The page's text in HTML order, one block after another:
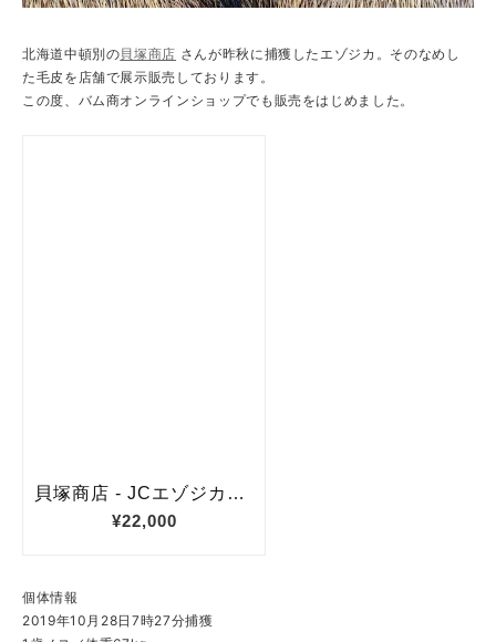
北海道中頓別の貝塚商店 さんが昨秋に捕獲したエゾジカ。そのなめし
た毛皮を店舗で展示販売しております。
この度、バム商オンラインショップでも販売をはじめました。
個体情報
2019年10月28日7時27分捕獲